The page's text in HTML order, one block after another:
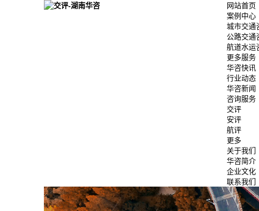
网站首页
案例中心
城市交通
公路交通
航道水运
更多服务
华咨快讯
行业动态
华咨新闻
咨询服务
交评
安评
航评
更多
关于我们
华咨简介
企业文化
联系我们